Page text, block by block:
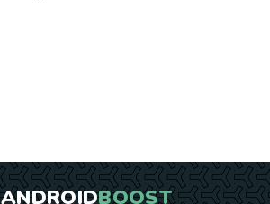
ANDROIDBOOST